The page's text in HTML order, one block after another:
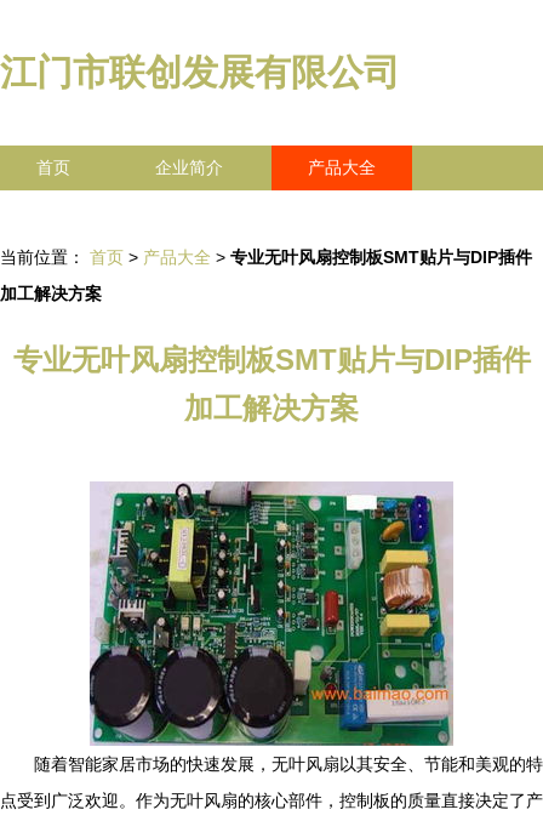
江门市联创发展有限公司
首页 企业简介 产品大全
当前位置： 首页 > 产品大全 > 专业无叶风扇控制板SMT贴片与DIP插件
加工解决方案
专业无叶风扇控制板SMT贴片与DIP插件
加工解决方案
随着智能家居市场的快速发展，无叶风扇以其安全、节能和美观的特
点受到广泛欢迎。作为无叶风扇的核心部件，控制板的质量直接决定了产